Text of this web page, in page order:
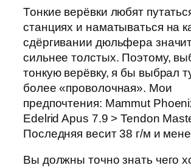
Тонкие верёвки любят
станциях и наматываться на
сдёргивании дюльфера
сильнее толстых. Поэтому,
тонкую верёвку, я бы выбрал
более «проволочная». Мои
предпочтения: Mammut
Edelrid Apus 7.9 > Tendon
Последняя весит 38 г/м и
Вы должны точно знать чего